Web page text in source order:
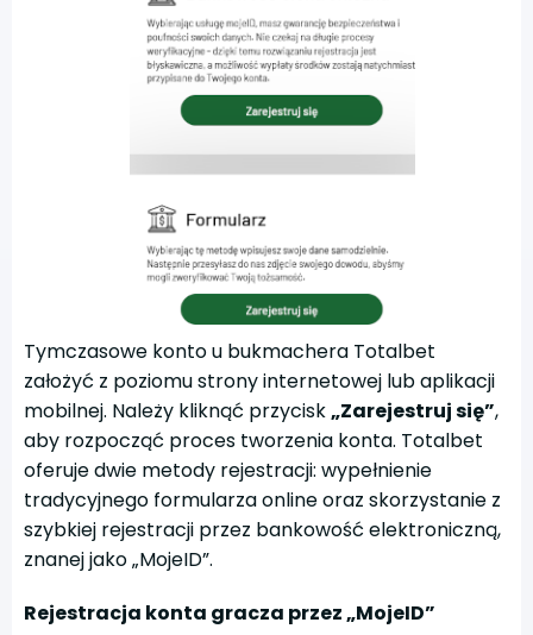
Tymczasowe konto u bukmachera Totalbet
założyć z poziomu strony internetowej lub aplikacji
mobilnej. Należy kliknąć przycisk „Zarejestruj się”,
aby rozpocząć proces tworzenia konta. Totalbet
oferuje dwie metody rejestracji: wypełnienie
tradycyjnego formularza online oraz skorzystanie z
szybkiej rejestracji przez bankowość elektroniczną,
znanej jako „MojeID”.
Rejestracja konta gracza przez „MojeID”